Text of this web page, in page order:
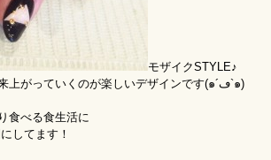
モザイクSTYLE♪
こういうデザインは出来上がっていくのが楽しいデザインです(๑´ڡ`๑)
食べる食生活に
してます！